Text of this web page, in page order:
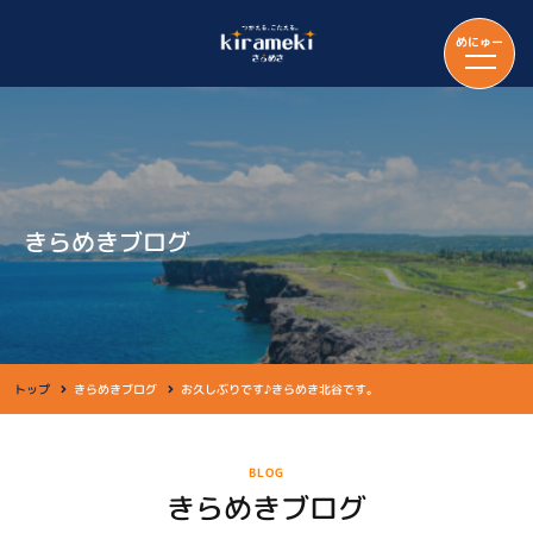
めにゅー
きらめきブログ
トップ きらめきブログ お久しぶりです♪きらめき北谷です。
BLOG
きらめきブログ